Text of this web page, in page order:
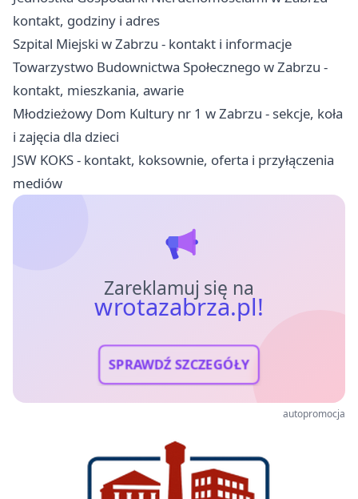
kontakt, godziny i adres
Szpital Miejski w Zabrzu - kontakt i informacje
Towarzystwo Budownictwa Społecznego w Zabrzu -
kontakt, mieszkania, awarie
Młodzieżowy Dom Kultury nr 1 w Zabrzu - sekcje, koła
i zajęcia dla dzieci
JSW KOKS - kontakt, koksownie, oferta i przyłączenia
mediów
Zareklamuj się na
wrotazabrza.pl!
SPRAWDŹ SZCZEGÓŁY
autopromocja